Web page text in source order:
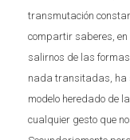
transmutación
compartir saberes, en
salirnos de las
nada transitadas, ha
modelo heredado de
cualquier gesto que